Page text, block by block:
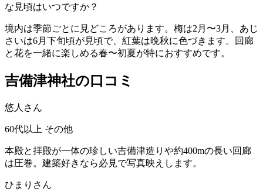
な見頃はいつですか？
境内は季節ごとに見どころがあります。梅は2月〜3月、あじ
さいは6月下旬頃が見頃で、紅葉は晩秋に色づきます。回廊
と花を一緒に楽しめる春〜初夏が特におすすめです。
吉備津神社の口コミ
悠人さん
60代以上 その他
本殿と拝殿が一体の珍しい吉備津造りや約400mの長い回廊
は圧巻。建築好きなら必見で写真映えします。
ひまりさん